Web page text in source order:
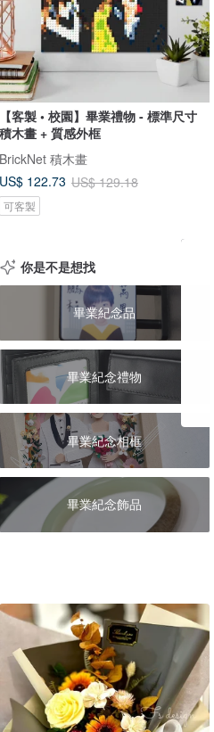
【客製 • 校園】畢業禮物 - 標準尺寸
積木畫 + 質感外框
BrickNet 積木畫
US$ 122.73 US$ 129.18
可客製
你是不是想找
畢業紀念品
畢業紀念禮物
畢業紀念相框
畢業紀念飾品